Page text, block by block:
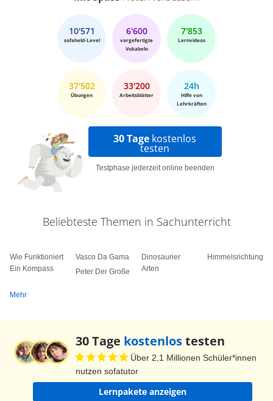
10'571
sofaheld-Level
6'600
vorgefertigte
Vokabeln
7'853
Lernvideos
37'502
Übungen
33'200
Arbeitsblätter
24h
Hilfe von
Lehrkräften
30 Tage kostenlos
testen
Testphase jederzeit online beenden
Beliebteste Themen in Sachunterricht
Wie Funktioniert
Ein Kompass
Vasco Da Gama
Peter Der Große
Dinosaurier
Arten
Himmelsrichtungen
Mehr
30 Tage kostenlostesten
Über 2,1 Millionen Schüler*innen
nutzen sofatutor
Lernpakete anzeigen